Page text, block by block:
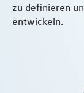
zu definieren
entwickeln.